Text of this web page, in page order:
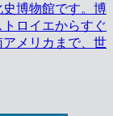
博物館です。博
ロイエからすぐ
メリカまで、世